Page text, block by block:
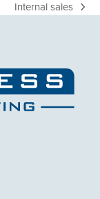
next
Internal sales